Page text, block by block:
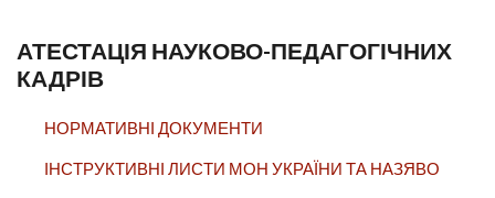
АТЕСТАЦІЯ НАУКОВО-ПЕДАГОГІЧНИХ
КАДРІВ
НОРМАТИВНІ ДОКУМЕНТИ
ІНСТРУКТИВНІ ЛИСТИ МОН УКРАЇНИ ТА НАЗЯВО